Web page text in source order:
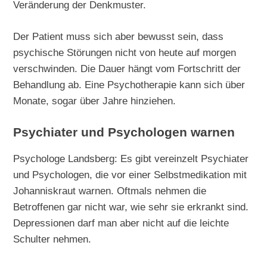
Veränderung der Denkmuster.
Der Patient muss sich aber bewusst sein, dass
psychische Störungen nicht von heute auf morgen
verschwinden. Die Dauer hängt vom Fortschritt der
Behandlung ab. Eine Psychotherapie kann sich über
Monate, sogar über Jahre hinziehen.
Psychiater und Psychologen warnen
Psychologe Landsberg: Es gibt vereinzelt Psychiater
und Psychologen, die vor einer Selbstmedikation mit
Johanniskraut warnen. Oftmals nehmen die
Betroffenen gar nicht war, wie sehr sie erkrankt sind.
Depressionen darf man aber nicht auf die leichte
Schulter nehmen.